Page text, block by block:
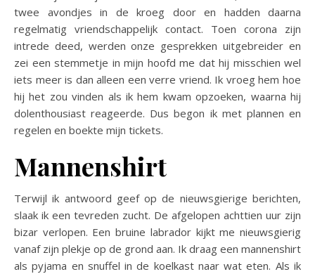
twee avondjes in de kroeg door en hadden daarna
regelmatig vriendschappelijk contact. Toen corona zijn
intrede deed, werden onze gesprekken uitgebreider en
zei een stemmetje in mijn hoofd me dat hij misschien wel
iets meer is dan alleen een verre vriend. Ik vroeg hem hoe
hij het zou vinden als ik hem kwam opzoeken, waarna hij
dolenthousiast reageerde. Dus begon ik met plannen en
regelen en boekte mijn tickets.
Mannenshirt
Terwijl ik antwoord geef op de nieuwsgierige berichten,
slaak ik een tevreden zucht. De afgelopen achttien uur zijn
bizar verlopen. Een bruine labrador kijkt me nieuwsgierig
vanaf zijn plekje op de grond aan. Ik draag een mannenshirt
als pyjama en snuffel in de koelkast naar wat eten. Als ik